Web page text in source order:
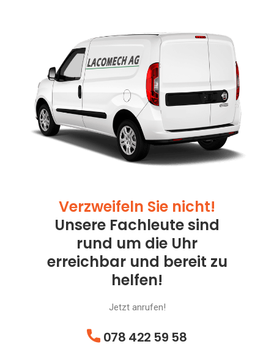
Verzweifeln Sie nicht!
Unsere Fachleute sind
rund um die Uhr
erreichbar und bereit zu
helfen!
Jetzt anrufen!
078 422 59 58